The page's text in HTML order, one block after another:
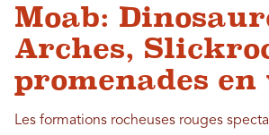
Moab:
Arches,
promenades
Les formations rocheuses rouges